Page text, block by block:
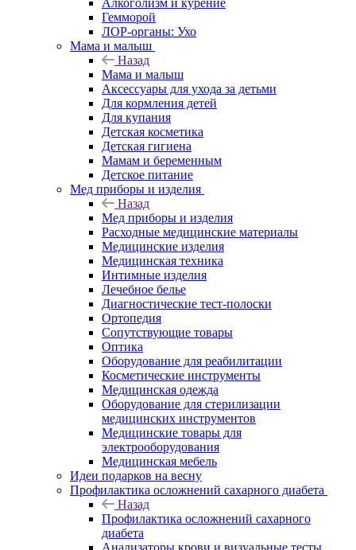
Алкоголизм и курение
Гемморой
ЛОР-органы: Ухо
Мама и малыш
Назад
Мама и малыш
Аксессуары для ухода за детьми
Для кормления детей
Для купания
Детская косметика
Детская гигиена
Мамам и беременным
Детское питание
Мед приборы и изделия
Назад
Мед приборы и изделия
Расходные медицинские материалы
Медицинские изделия
Медицинская техника
Интимные изделия
Лечебное белье
Диагностические тест-полоски
Ортопедия
Сопутствующие товары
Оптика
Оборудование для реабилитации
Косметические инструменты
Медицинская одежда
Оборудование для стерилизации
медицинских инструментов
Медицинские товары для
электрооборудования
Медицинская мебель
Идеи подарков на весну
Профилактика осложнений сахарного диабета
Назад
Профилактика осложнений сахарного
диабета
Анализаторы крови и визуальные тесты